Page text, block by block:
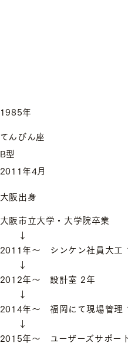
1985年
てんびん座
B型
2011年4月
大阪出身
大阪市立大学・大学院卒業
↓
2011年～ シンケン社員大工
↓
2012年～ 設計室 2年
↓
2014年～ 福岡にて現場管理
↓
2015年～ ユーザーズサポー